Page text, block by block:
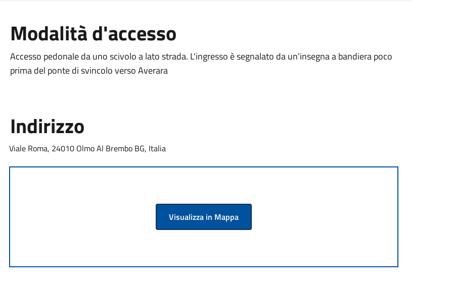
Modalità d'accesso
Accesso pedonale da uno scivolo a lato strada. L'ingresso è segnalato da un'insegna a bandiera poco
prima del ponte di svincolo verso Averara
Indirizzo
Viale Roma, 24010 Olmo Al Brembo BG, Italia
Visualizza in Mappa